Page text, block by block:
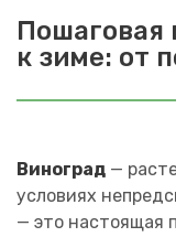
Пошаговая
к зиме: от
Виноград —
условиях
— это настоящая